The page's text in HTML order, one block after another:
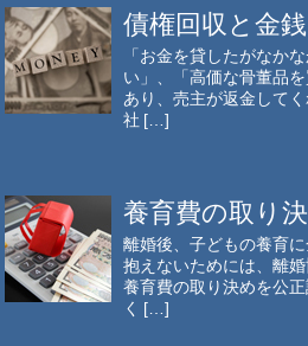
債権回収と金
「お金を貸したがなか
い」、「高価な骨董品
あり、売主が返金して
社 […]
養育費の取り
離婚後、子どもの養育
抱えないためには、離
養育費の取り決めを公
く […]